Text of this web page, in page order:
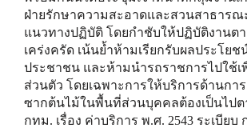
ฝ่ายรักษาความสะอาดและสวนสาธารณ
แนวทางปฏิบัติ โดยกำชับให้ปฏิบัติงานตา
เคร่งครัด เน้นย้ำห้ามเรียกรับผลประโย
ประชาชน และห้ามนำรถราชการไปใช้เ
ส่วนตัว โดยเฉพาะการให้บริการด้านกา
ซากต้นไม้ในพื้นที่ส่วนบุคคลต้องเป็นไป
กทม. เรื่อง ค่าบริการ พ.ศ. 2543 ระเบียบ